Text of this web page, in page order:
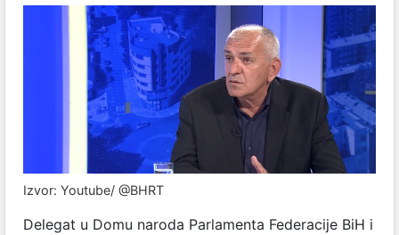
Izvor: Youtube/ @BHRT
Delegat u Domu naroda Parlamenta Federacije BiH i